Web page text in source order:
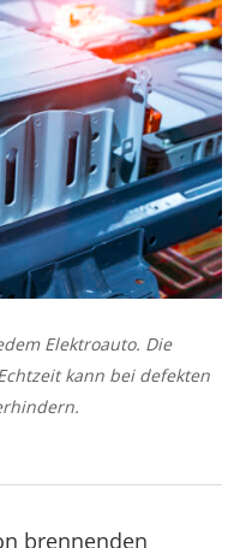
Elektroauto. Die
kann bei defekten
brennenden